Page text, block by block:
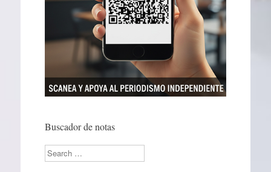
Buscador de notas
Search